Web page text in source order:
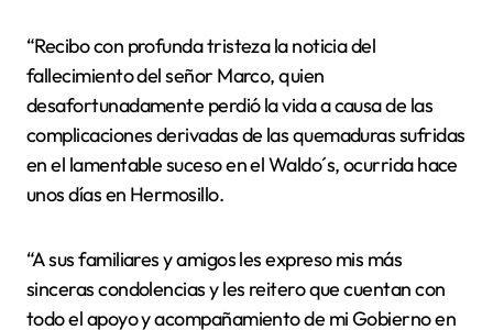
“Recibo con profunda tristeza la noticia del
fallecimiento del señor Marco, quien
desafortunadamente perdió la vida a causa de las
complicaciones derivadas de las quemaduras sufridas
en el lamentable suceso en el Waldo´s, ocurrida hace
unos días en Hermosillo.
“A sus familiares y amigos les expreso mis más
sinceras condolencias y les reitero que cuentan con
todo el apoyo y acompañamiento de mi Gobierno en